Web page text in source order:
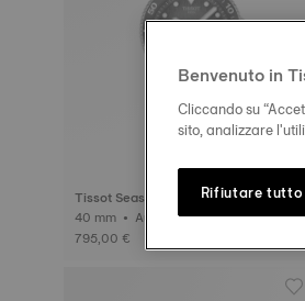
Tissot Seastar 1000
40 mm • Automatico
795,00 €
Benvenuto in
Cliccando su
sito, analizzare
Rifiutare tutto